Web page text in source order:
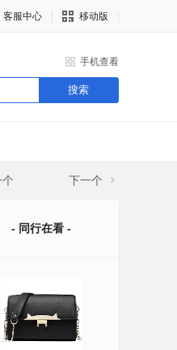
客服中心 移动版
手机查看
搜索
个 下一个
- 同行在看 -